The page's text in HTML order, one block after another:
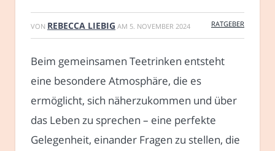
VON REBECCA LIEBIG AM 5. NOVEMBER 2024 RATGEBER
Beim gemeinsamen Teetrinken entsteht
eine besondere Atmosphäre, die es
ermöglicht, sich näherzukommen und über
das Leben zu sprechen – eine perfekte
Gelegenheit, einander Fragen zu stellen, die